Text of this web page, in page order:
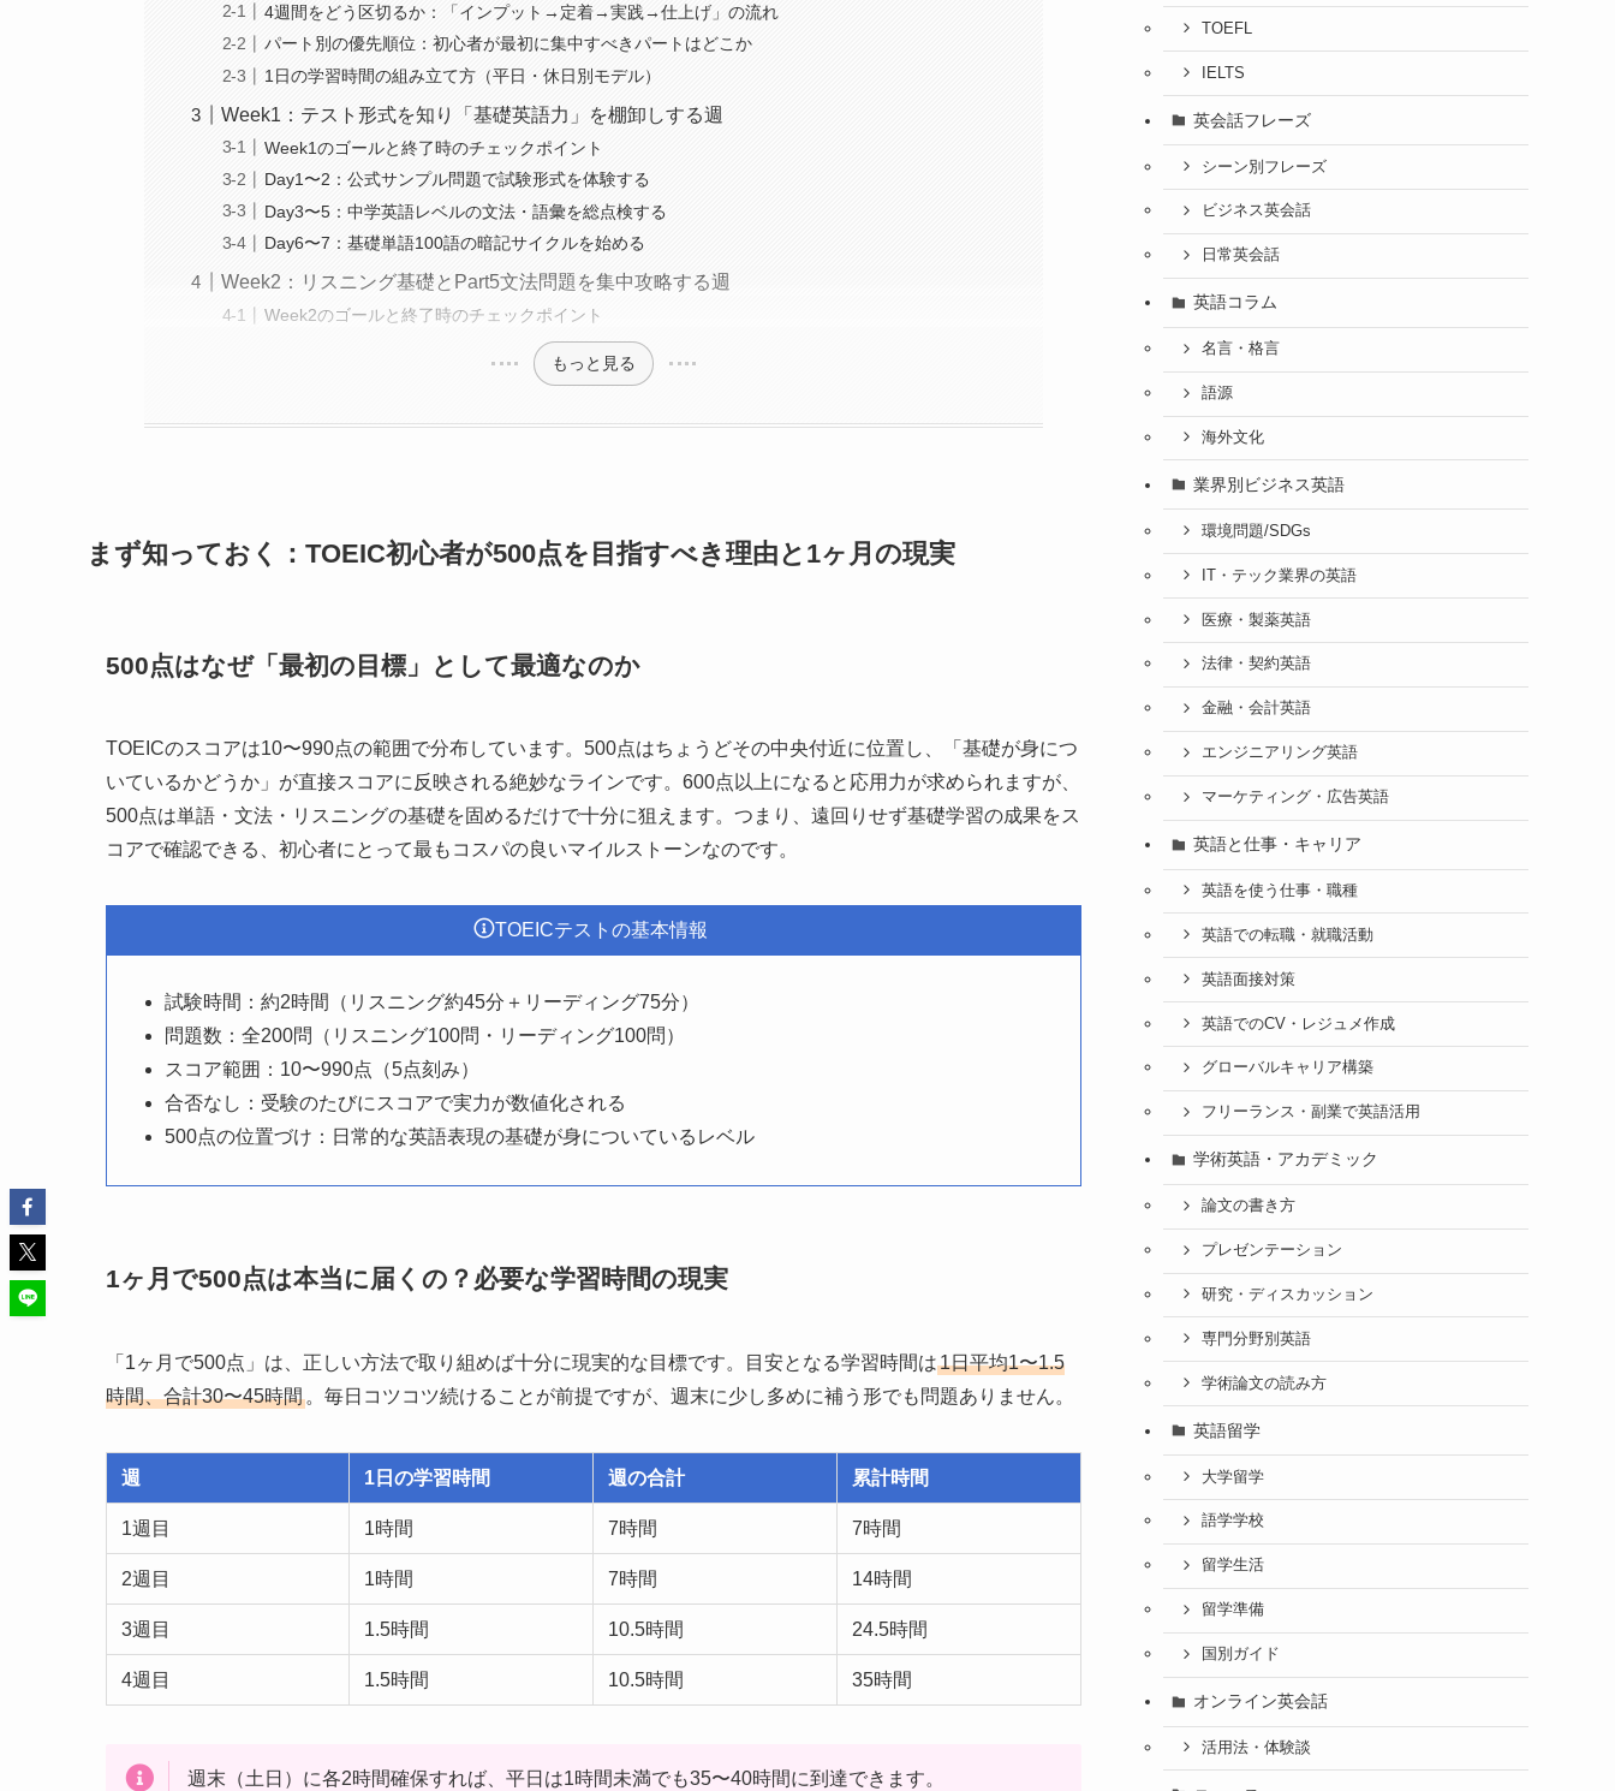
4週間をどう区切るか：「インプット→定着→実践→仕上げ」の流れ
パート別の優先順位：初心者が最初に集中すべきパートはどこか
1日の学習時間の組み立て方（平日・休日別モデル）
Week1：テスト形式を知り「基礎英語力」を棚卸しする週
Week1のゴールと終了時のチェックポイント
Day1〜2：公式サンプル問題で試験形式を体験する
Day3〜5：中学英語レベルの文法・語彙を総点検する
Day6〜7：基礎単語100語の暗記サイクルを始める
Week2：リスニング基礎とPart5文法問題を集中攻略する週
Week2のゴールと終了時のチェックポイント
もっと見る
まず知っておく：TOEIC初心者が500点を目指すべき理由と1ヶ月の現実
500点はなぜ「最初の目標」として最適なのか
TOEICのスコアは10〜990点の範囲で分布しています。500点はちょうどその中央付近に位置し、「基礎が身につ
いているかどうか」が直接スコアに反映される絶妙なラインです。600点以上になると応用力が求められますが、
500点は単語・文法・リスニングの基礎を固めるだけで十分に狙えます。つまり、遠回りせず基礎学習の成果をス
コアで確認できる、初心者にとって最もコスパの良いマイルストーンなのです。
TOEICテストの基本情報
試験時間：約2時間（リスニング約45分＋リーディング75分）
問題数：全200問（リスニング100問・リーディング100問）
スコア範囲：10〜990点（5点刻み）
合否なし：受験のたびにスコアで実力が数値化される
500点の位置づけ：日常的な英語表現の基礎が身についているレベル
1ヶ月で500点は本当に届くの？必要な学習時間の現実
「1ヶ月で500点」は、正しい方法で取り組めば十分に現実的な目標です。目安となる学習時間は1日平均1〜1.5
時間、合計30〜45時間 。毎日コツコツ続けることが前提ですが、週末に少し多めに補う形でも問題ありません。
週 1日の学習時間 週の合計 累計時間
1週目 1時間 7時間 7時間
2週目 1時間 7時間 14時間
3週目 1.5時間 10.5時間 24.5時間
4週目 1.5時間 10.5時間 35時間
週末（土日）に各2時間確保すれば、平日は1時間未満でも35〜40時間に到達できます。
TOEFL
IELTS
英会話フレーズ
シーン別フレーズ
ビジネス英会話
日常英会話
英語コラム
名言・格言
語源
海外文化
業界別ビジネス英語
環境問題/SDGs
IT・テック業界の英語
医療・製薬英語
法律・契約英語
金融・会計英語
エンジニアリング英語
マーケティング・広告英語
英語と仕事・キャリア
英語を使う仕事・職種
英語での転職・就職活動
英語面接対策
英語でのCV・レジュメ作成
グローバルキャリア構築
フリーランス・副業で英語活用
学術英語・アカデミック
論文の書き方
プレゼンテーション
研究・ディスカッション
専門分野別英語
学術論文の読み方
英語留学
大学留学
語学学校
留学生活
留学準備
国別ガイド
オンライン英会話
活用法・体験談